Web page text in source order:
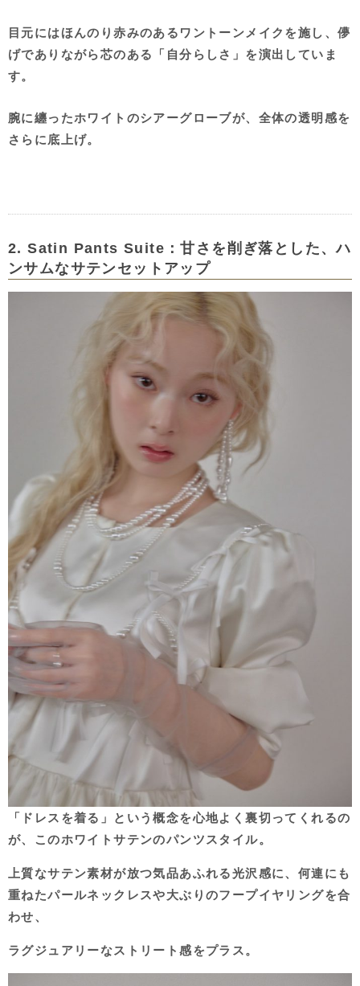
目元にはほんのり赤みのあるワントーンメイクを施し、儚
げでありながら芯のある「自分らしさ」を演出していま
す。
腕に纏ったホワイトのシアーグローブが、全体の透明感を
さらに底上げ。
2. Satin Pants Suite：甘さを削ぎ落とした、ハ
ンサムなサテンセットアップ
「ドレスを着る」という概念を心地よく裏切ってくれるの
が、このホワイトサテンのパンツスタイル。
上質なサテン素材が放つ気品あふれる光沢感に、何連にも
重ねたパールネックレスや大ぶりのフープイヤリングを合
わせ、
ラグジュアリーなストリート感をプラス。